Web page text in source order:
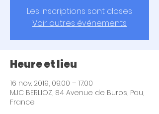
Les inscriptions sont closes
Voir autres événements
Heure et lieu
16 nov. 2019, 09:00 – 17:00
MJC BERLIOZ, 84 Avenue de Buros, Pau,
France